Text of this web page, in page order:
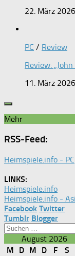
22. März 2026
PC / Review
Review:
11. März 2026
Mehr
RSS-Feed:
Heimspiele.info - PC
LINKS:
Heimspiele.info
Heimspiele.info -
Facebook Twitter
Tumblr Blogger
Suchen
nach:August 2026
M
D M D F S